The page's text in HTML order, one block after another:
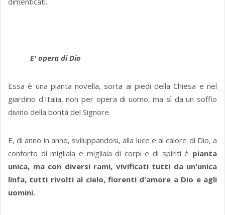
E' opera di Dio
Essa è una pianta novella, sorta ai piedi della Chiesa e nel
giardino d'Italia, non per opera di uomo, ma sì da un soffio
divino della bontà del Signore.
E, di anno in anno, sviluppandosi, alla luce e al calore di Dio, a
conforto di migliaia e migliaia di corpi e di spiriti è pianta
unica, ma con diversi rami, vivificati tutti da un'unica
linfa, tutti rivolti al cielo, fiorenti d'amore a Dio e agli
uomini.